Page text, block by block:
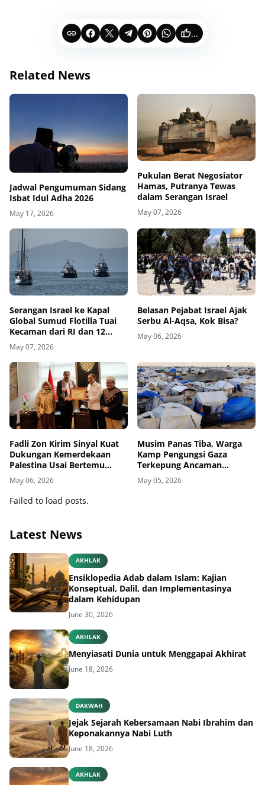
...
Related News
Jadwal Pengumuman Sidang
Isbat Idul Adha 2026
May 17, 2026
Pukulan Berat Negosiator
Hamas, Putranya Tewas
dalam Serangan Israel
May 07, 2026
Serangan Israel ke Kapal
Global Sumud Flotilla Tuai
Kecaman dari RI dan 12
Negara
May 07, 2026
Belasan Pejabat Israel Ajak
Serbu Al-Aqsa, Kok Bisa?
May 06, 2026
Fadli Zon Kirim Sinyal Kuat
Dukungan Kemerdekaan
Palestina Usai Bertemu
Delegasi di Kemenbud
May 06, 2026
Musim Panas Tiba, Warga
Kamp Pengungsi Gaza
Terkepung Ancaman
Penyakit Kulit
May 05, 2026
Failed to load posts.
Latest News
AKHLAK
Ensiklopedia Adab dalam Islam: Kajian
Konseptual, Dalil, dan Implementasinya
dalam Kehidupan
June 30, 2026
AKHLAK
Menyiasati Dunia untuk Menggapai Akhirat
June 18, 2026
DAKWAH
Jejak Sejarah Kebersamaan Nabi Ibrahim dan
Keponakannya Nabi Luth
June 18, 2026
AKHLAK